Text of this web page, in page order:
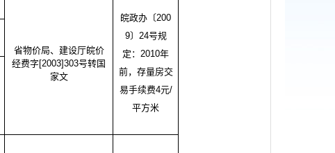
省物价局、建设厅皖价
经费字 [2003]303号转国
家文
皖政办〔200
9〕24号规
定：2010年
前，存量房交
易手续费4元/
平方米